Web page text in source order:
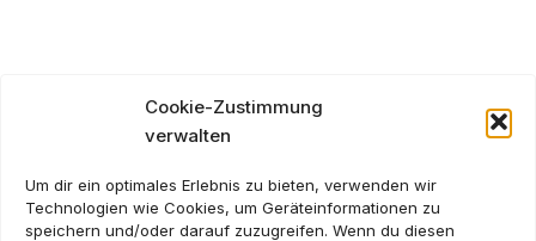
Cookie-Zustimmung
verwalten
Um dir ein optimales Erlebnis zu bieten, verwenden wir
Technologien wie Cookies, um Geräteinformationen zu
speichern und/oder darauf zuzugreifen. Wenn du diesen